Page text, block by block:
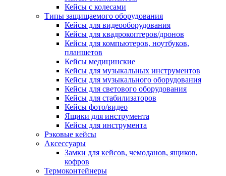
Кейсы с колесами
Типы защищаемого оборудования
Кейсы для видеооборудования
Кейсы для квадрокоптеров/дронов
Кейсы для компьютеров, ноутбуков,
планшетов
Кейсы медицинские
Кейсы для музыкальных инструментов
Кейсы для музыкального оборудования
Кейсы для светового оборудования
Кейсы для стабилизаторов
Кейсы фото/видео
Ящики для инструмента
Кейсы для инструмента
Рэковые кейсы
Аксессуары
Замки для кейсов, чемоданов, ящиков,
кофров
Термоконтейнеры